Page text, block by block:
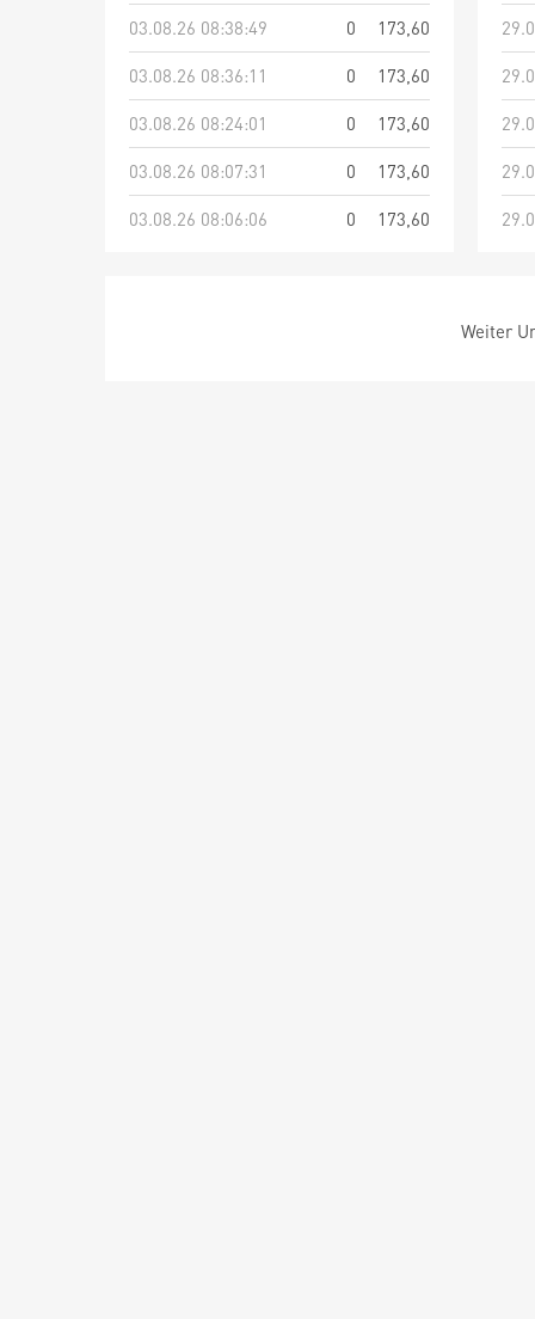
03.08.26 08:38:49
0
173,60
03.08.26 08:36:11
0
173,60
03.08.26 08:24:01
0
173,60
03.08.26 08:07:31
0
173,60
03.08.26 08:06:06
0 173,60
Weiter